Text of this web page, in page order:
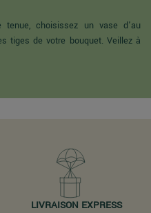
choisissez un vase d'au
tiges de votre bouquet. Veillez à
LIVRAISON EXPRESS